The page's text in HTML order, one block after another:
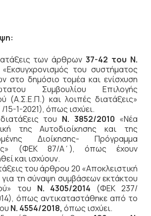
των άρθρων37-42 του Ν.
«Εκσυγχρονισμός του συστήματος
στο δημόσιο τομέα και ενίσχυση
Συμβουλίου Επιλογής
(Α.Σ.Ε.Π.) και λοιπές διατάξεις»
1-2021), όπως ισχύει.
του Ν. 3852/2010 «Νέα
της Αυτοδιοίκησης και της
Διοίκησης- Πρόγραμμα
(ΦΕΚ 87/Α΄), όπως έχουν
και ισχύουν.
του άρθρου 20 «Αποκλειστική
τη σύναψη συμβάσεων εκτάκτου
του Ν. 4305/2014 (ΦΕΚ 237/
όπως αντικαταστάθηκε από το
Ν. 4554/2018, όπως ισχύει.